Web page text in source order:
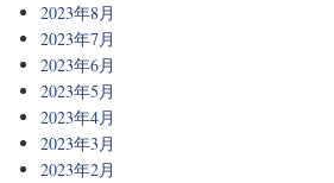
2023年8月
2023年7月
2023年6月
2023年5月
2023年4月
2023年3月
2023年2月